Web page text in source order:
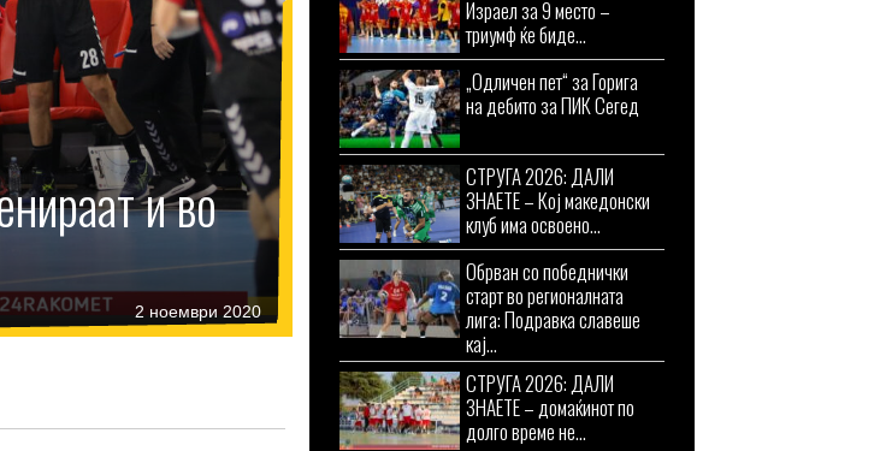
и во
2 ноември 2020
Израел за 9 место –
триумф ќе биде...
„Одличен пет“ за Горига
на дебито за ПИК Сегед
СТРУГА 2026: ДАЛИ
ЗНАЕТЕ – Кој македонски
клуб има освоено...
Обрван со победнички
старт во регионалната
лига: Подравка славеше
кај...
СТРУГА 2026: ДАЛИ
ЗНАЕТЕ – домаќинот по
долго време не...